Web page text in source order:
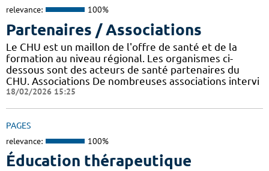
relevance: 100%
Partenaires / Associations
Le CHU est un maillon de l'offre de santé et de la
formation au niveau régional. Les organismes ci-
dessous sont des acteurs de santé partenaires du
CHU. Associations De nombreuses associations intervi
18/02/2026 15:25
PAGES
relevance: 100%
Éducation thérapeutique